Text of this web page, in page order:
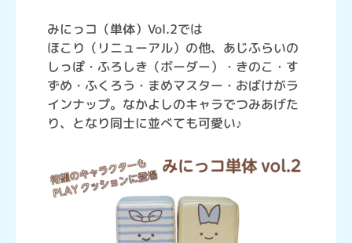
みにっコ（単体）Vol.2では
ほこり（リニューアル）の他、あじふらいの
しっぽ・ふろしき（ボーダー）・きのこ・す
ずめ・ふくろう・まめマスター・おばけがラ
インナップ。なかよしのキャラでつみあげた
り、となり同士に並べても可愛い♪